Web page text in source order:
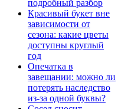
подробный разбор
Красивый букет вне
зависимости от
сезона: какие цветы
доступны круглый
год
Опечатка в
завещании: можно ли
потерять наследство
из-за одной буквы?